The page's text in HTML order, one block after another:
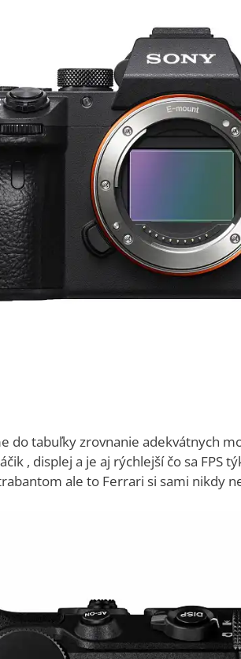
do tabuľky zrovnanie adekvátnych
, displej a je aj rýchlejší čo sa FPS
ale to Ferrari si sami nikdy